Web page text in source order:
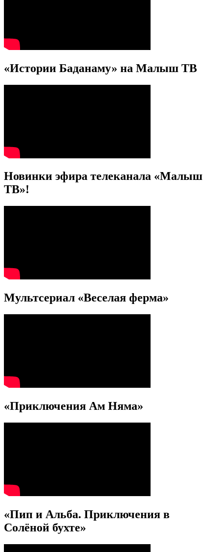
«Истории Баданаму» на Малыш ТВ
Новинки эфира телеканала «Малыш
ТВ»!
Мультсериал «Веселая ферма»
«Приключения Ам Няма»
«Пип и Альба. Приключения в
Солёной бухте»